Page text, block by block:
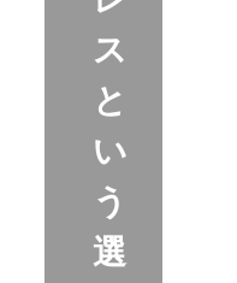
ス
と
い
う
選